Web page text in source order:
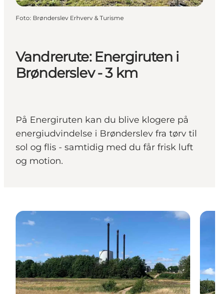
Vandrerute: Energiruten i
Brønderslev - 3 km
På Energiruten kan du blive klogere på
energiudvindelse i Brønderslev fra tørv til
sol og flis - samtidig med du får frisk luft
og motion.
Foto: Brønderslev Erhverv & Turisme